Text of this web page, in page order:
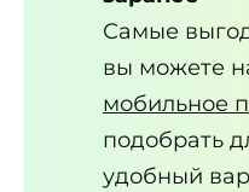
Самые
вы можете
мобильное
подобрать
удобный